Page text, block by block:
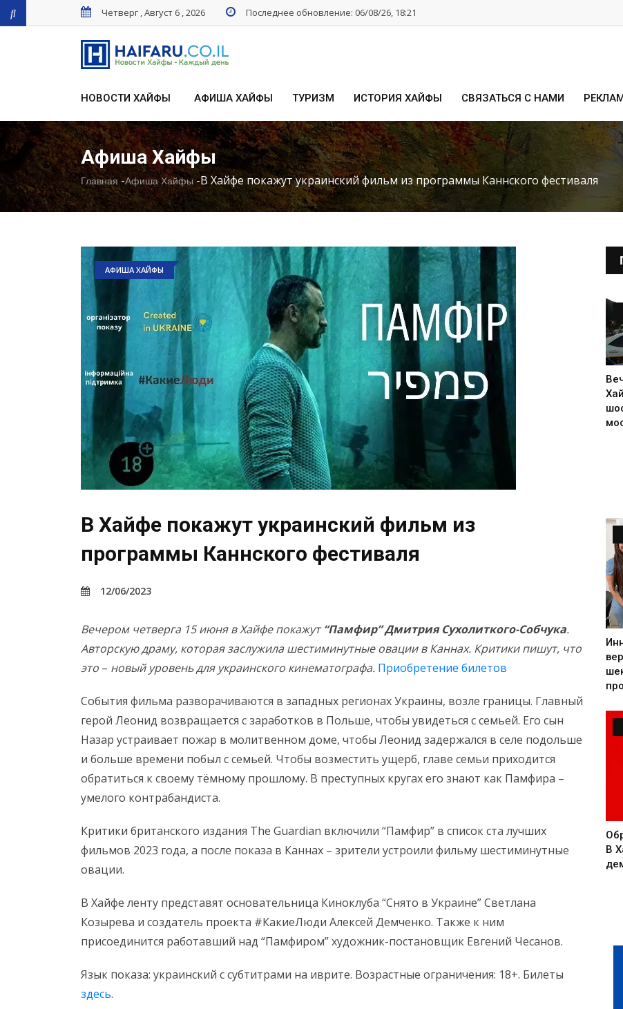
Четверг , Август 6 , 2026 Последнее обновление: 06/08/26, 18:21
НОВОСТИ ХАЙФЫ АФИША ХАЙФЫ ТУРИЗМ ИСТОРИЯ ХАЙФЫ СВЯЗАТЬСЯ С НАМИ
Афиша Хайфы
Главная -Афиша Хайфы -В Хайфе покажут украинский фильм из программы Каннского фестиваля
АФИША ХАЙФЫ
В Хайфе покажут украинский фильм из
программы Каннского фестиваля
12/06/2023
Вечером четверга 15 июня в Хайфе покажут“Памфир” Дмитрия Сухолиткого-Собчука.
Авторскую драму, которая заслужила шестиминутные овации в Каннах. Критики пишут, что
это – новый уровень для украинского кинематографа. Приобретение билетов
События фильма разворачиваются в западных регионах Украины, возле границы. Главный
герой Леонид возвращается с заработков в Польше, чтобы увидеться с семьей. Его сын
Назар устраивает пожар в молитвенном доме, чтобы Леонид задержался в селе подольше
и больше времени побыл с семьей. Чтобы возместить ущерб, главе семьи приходится
обратиться к своему тёмному прошлому. В преступных кругах его знают как Памфира –
умелого контрабандиста.
Критики британского издания The Guardian включили “Памфир” в список ста лучших
фильмов 2023 года, а после показа в Каннах – зрители устроили фильму шестиминутные
овации.
В Хайфе ленту представят основательница Киноклуба “Снято в Украине” Светлана
Козырева и создатель проекта #КакиеЛюди Алексей Демченко. Также к ним
присоединится работавший над “Памфиром” художник-постановщик Евгений Чесанов.
Язык показа: украинский с субтитрами на иврите. Возрастные ограничения: 18+. Билеты
здесь.
В